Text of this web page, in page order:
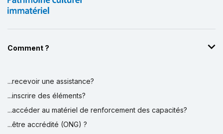
Comment ?
...recevoir une assistance?
...inscrire des éléments?
...accéder au matériel de renforcement des capacités?
...être accrédité (ONG) ?